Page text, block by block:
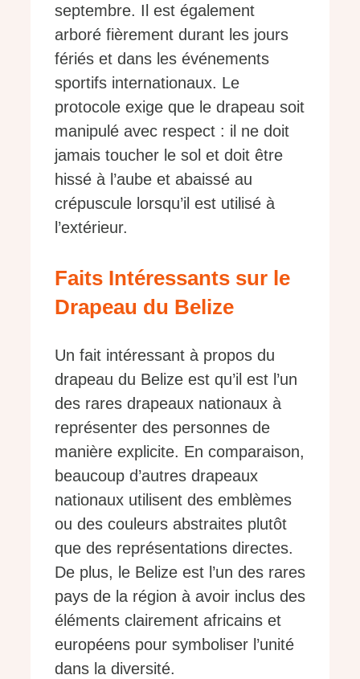
septembre. Il est également
arboré fièrement durant les jours
fériés et dans les événements
sportifs internationaux. Le
protocole exige que le drapeau soit
manipulé avec respect : il ne doit
jamais toucher le sol et doit être
hissé à l’aube et abaissé au
crépuscule lorsqu’il est utilisé à
l’extérieur.
Faits Intéressants sur le
Drapeau du Belize
Un fait intéressant à propos du
drapeau du Belize est qu’il est l’un
des rares drapeaux nationaux à
représenter des personnes de
manière explicite. En comparaison,
beaucoup d’autres drapeaux
nationaux utilisent des emblèmes
ou des couleurs abstraites plutôt
que des représentations directes.
De plus, le Belize est l’un des rares
pays de la région à avoir inclus des
éléments clairement africains et
européens pour symboliser l’unité
dans la diversité.